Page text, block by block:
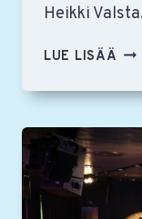
Heikki
LUE LISÄÄ